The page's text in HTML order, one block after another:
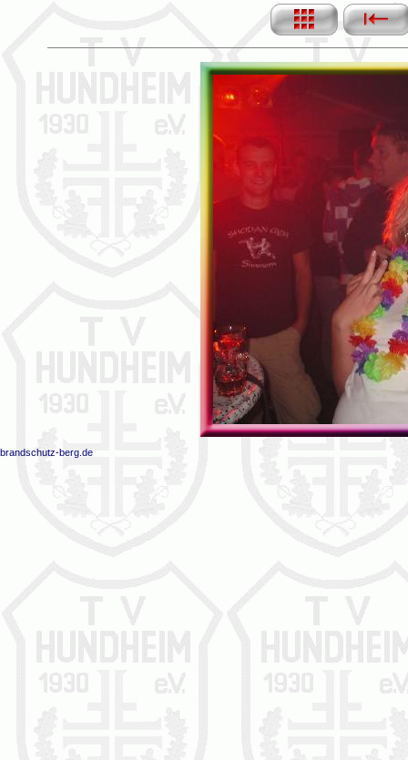
brandschutz-berg.de